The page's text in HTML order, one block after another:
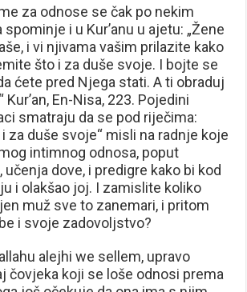
za odnose se čak po nekim
i u Kur’anu u ajetu: „Žene
i vi njivama vašim prilazite kako
što i za duše svoje. I bojte se
ćete pred Njega stati. A ti obraduj
En-Nisa, 223. Pojedini
smatraju da se pod riječima:
za duše svoje“ misli na radnje koje
intimnog odnosa, poput
dove, i predigre kako bi kod
i olakšao joj. I zamislite koliko
muž sve to zanemari, i pritom
i svoje zadovoljstvo?
alejhi we sellem, upravo
čovjeka koji se loše odnosi prema